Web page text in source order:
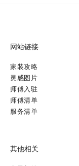
网站链接
家装攻略
灵感图片
师傅入驻
师傅清单
服务清单
其他相关